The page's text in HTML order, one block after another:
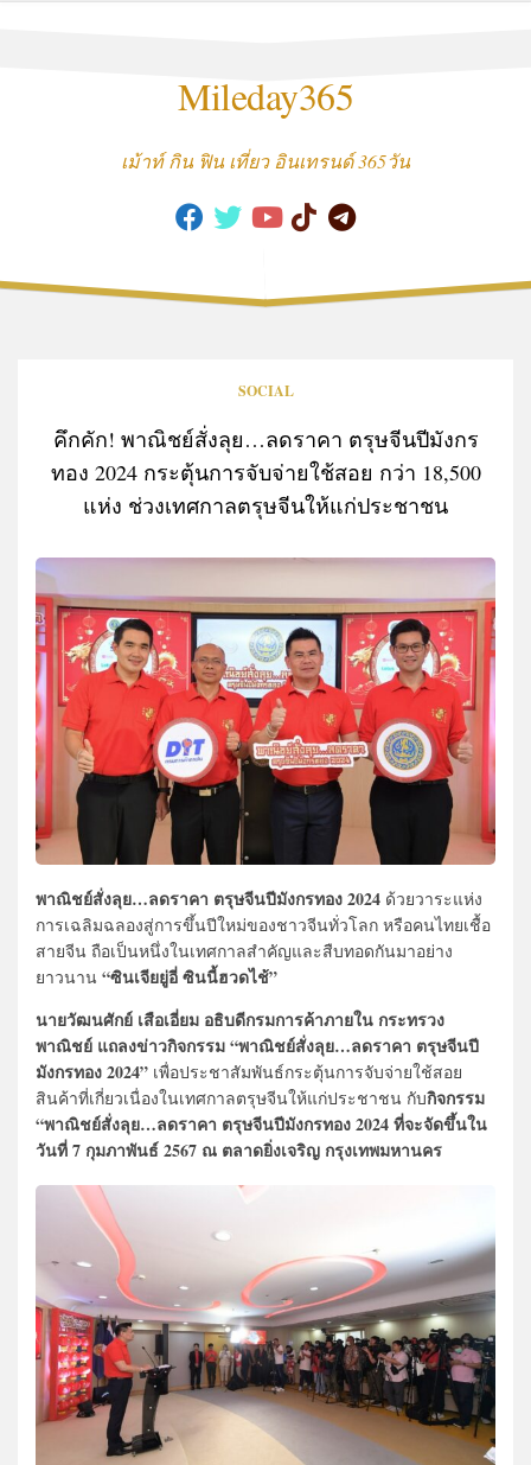
Mileday365
เม้าท์ กิน ฟิน เที่ยว อินเทรนด์ 365วัน
SOCIAL
คึกคัก! พาณิชย์สั่งลุย…ลดราคา ตรุษจีนปีมังกร
ทอง 2024 กระตุ้นการจับจ่ายใช้สอย กว่า 18,500
แห่ง ช่วงเทศกาลตรุษจีนให้แก่ประชาชน
พาณิชย์สั่งลุย…ลดราคา ตรุษจีนปีมังกรทอง 2024 ด้วยวาระแห่ง
การเฉลิมฉลองสู่การขึ้นปีใหม่ของชาวจีนทั่วโลก หรือคนไทยเชื้อ
สายจีน ถือเป็นหนึ่งในเทศกาลสำคัญและสืบทอดกันมาอย่าง
ยาวนาน “ซินเจียยู่อี่ ซินนี้ฮวดไช้”
นายวัฒนศักย์ เสือเอี่ยม อธิบดีกรมการค้าภายใน กระทรวง
พาณิชย์ แถลงข่าวกิจกรรม “พาณิชย์สั่งลุย…ลดราคา ตรุษจีนปี
มังกรทอง 2024” เพื่อประชาสัมพันธ์กระตุ้นการจับจ่ายใช้สอย
สินค้าที่เกี่ยวเนื่องในเทศกาลตรุษจีนให้แก่ประชาชน กับกิจกรรม
“พาณิชย์สั่งลุย…ลดราคา ตรุษจีนปีมังกรทอง 2024 ที่จะจัดขึ้นใน
วันที่ 7 กุมภาพันธ์ 2567 ณ ตลาดยิ่งเจริญ กรุงเทพมหานคร